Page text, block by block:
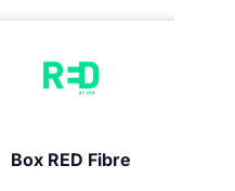
Box RED Fibre